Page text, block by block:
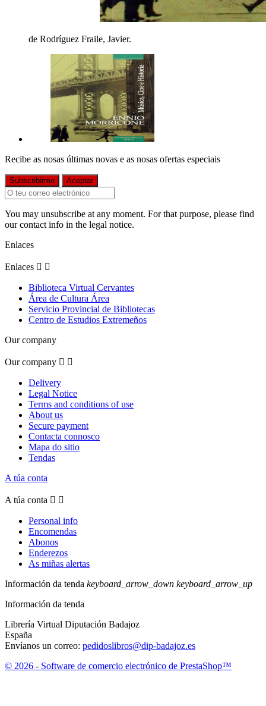
de Rodríguez Fraile, Javier.
Recibe as nosas últimas novas e as nosas ofertas especiais
You may unsubscribe at any moment. For that purpose, please find
our contact info in the legal notice.
Enlaces
Enlaces  
Biblioteca Virtual Cervantes
Área de Cultura Área
Servicio Provincial de Bibliotecas
Centro de Estudios Extremeños
Our company
Our company  
Delivery
Legal Notice
Terms and conditions of use
About us
Secure payment
Contacta connosco
Mapa do sitio
Tendas
A túa conta
A túa conta  
Personal info
Encomendas
Abonos
Enderezos
As miñas alertas
Información da tenda keyboard_arrow_down keyboard_arrow_up
Información da tenda
Librería Virtual Diputación Badajoz
España
Envíanos un correo: pedidoslibros@dip-badajoz.es
© 2026 - Software de comercio electrónico de PrestaShop™